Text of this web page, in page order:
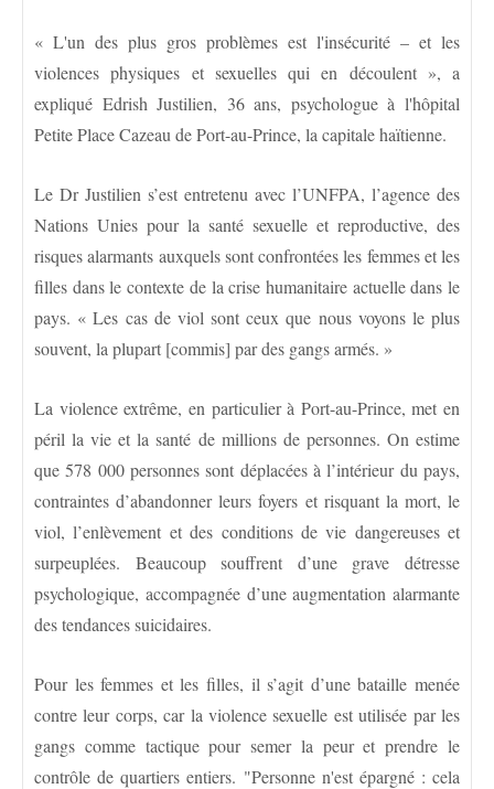
« L'un des plus gros problèmes est l'insécurité – et les
violences physiques et sexuelles qui en découlent », a
expliqué Edrish Justilien, 36 ans, psychologue à l'hôpital
Petite Place Cazeau de Port-au-Prince, la capitale haïtienne.
Le Dr Justilien s’est entretenu avec l’UNFPA, l’agence des
Nations Unies pour la santé sexuelle et reproductive, des
risques alarmants auxquels sont confrontées les femmes et les
filles dans le contexte de la crise humanitaire actuelle dans le
pays. « Les cas de viol sont ceux que nous voyons le plus
souvent, la plupart [commis] par des gangs armés. »
La violence extrême, en particulier à Port-au-Prince, met en
péril la vie et la santé de millions de personnes. On estime
que 578 000 personnes sont déplacées à l’intérieur du pays,
contraintes d’abandonner leurs foyers et risquant la mort, le
viol, l’enlèvement et des conditions de vie dangereuses et
surpeuplées. Beaucoup souffrent d’une grave détresse
psychologique, accompagnée d’une augmentation alarmante
des tendances suicidaires.
Pour les femmes et les filles, il s’agit d’une bataille menée
contre leur corps, car la violence sexuelle est utilisée par les
gangs comme tactique pour semer la peur et prendre le
contrôle de quartiers entiers. "Personne n'est épargné : cela